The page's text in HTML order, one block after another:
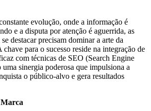
evolução, onde a informação é
e a disputa por atenção é aguerrida, as
destacar precisam dominar a arte da
para o sucesso reside na integração de
com técnicas de SEO (Search Engine
sinergia poderosa que impulsiona a
o público-alvo e gera resultados